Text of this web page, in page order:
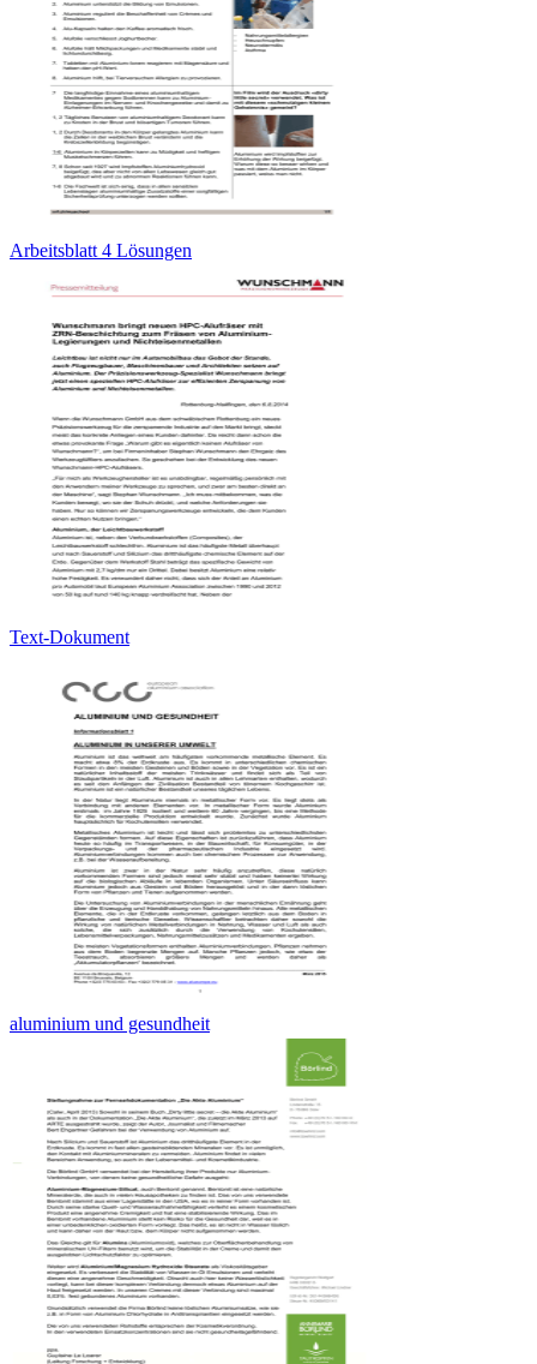
Arbeitsblatt 4 Lösungen
Text-Dokument
aluminium und gesundheit